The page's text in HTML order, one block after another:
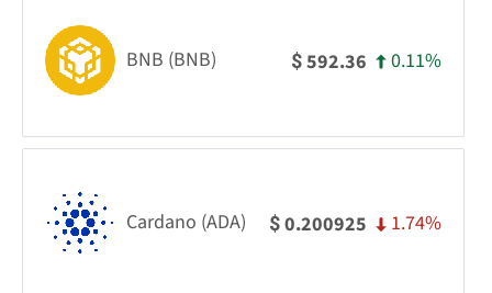
BNB (BNB) $592.36 0.11%
Cardano (ADA) $0.200925 1.74%